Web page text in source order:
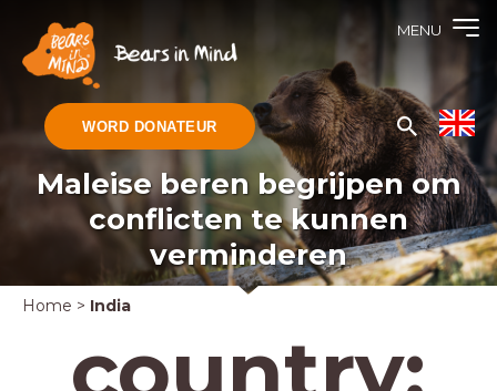
MENU
WORD DONATEUR
Maleise beren begrijpen om
conflicten te kunnen
verminderen
Home > India